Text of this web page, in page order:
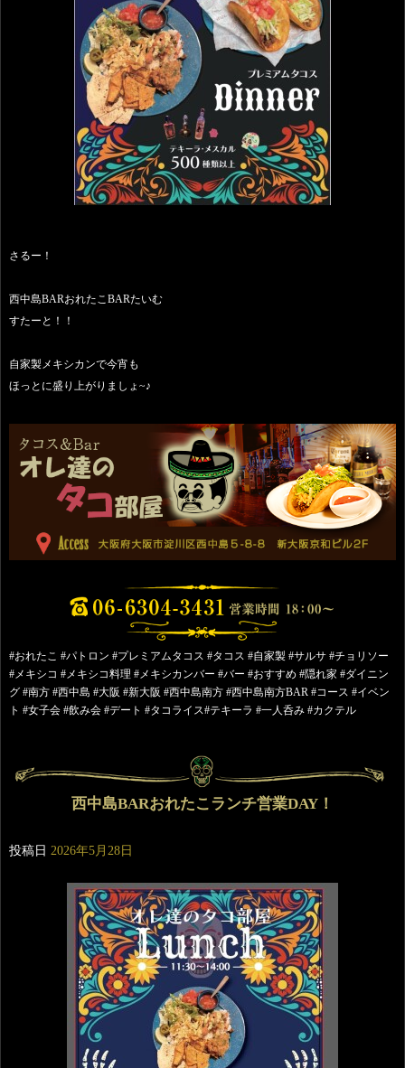
さるー！
西中島BARおれたこBARたいむ
すたーと！！
自家製メキシカンで今宵も
ほっとに盛り上がりましょ~♪
#おれたこ #パトロン #プレミアムタコス #タコス #自家製 #サルサ #チョリソー
#メキシコ #メキシコ料理 #メキシカンバー #バー #おすすめ #隠れ家 #ダイニン
グ #南方 #西中島 #大阪 #新大阪 #西中島南方 #西中島南方BAR #コース #イベン
ト #女子会 #飲み会 #デート #タコライス#テキーラ #一人呑み #カクテル
西中島BARおれたこランチ営業DAY！
投稿日 2026年5月28日